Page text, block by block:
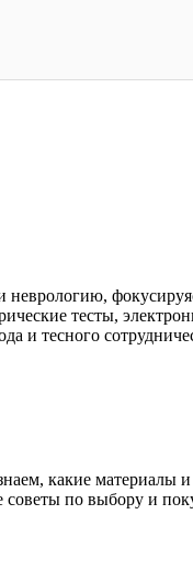
тесты,
и тесного
какие материалы
по выбору и